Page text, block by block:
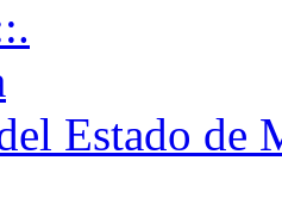
Estado de